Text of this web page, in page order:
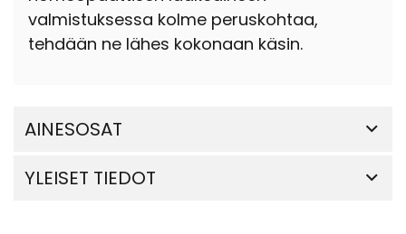
valmistuksessa kolme peruskohtaa,
tehdään ne lähes kokonaan käsin.
AINESOSAT
YLEISET TIEDOT